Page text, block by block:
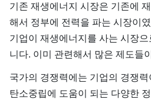
기존 재생에너지 시장은 기존에
해서 정부에 전력을 파는 시장이
기업이 재생에너지를 사는 시장
니다. 이미 관련해서 많은 제도들
국가의 경쟁력에는 기업의 경쟁
탄소중립에 도움이 되는 다양한